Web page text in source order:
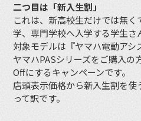
二つ目は「新入生割」
これは、新高校生だけでは無
学、専門学校へ入学する学生さ
対象モデルは『ヤマハ電動アシ
ヤマハPASシリーズをご購入の
Offにするキャンペーンです。
店頭表示価格から新入生割を使
って訳です。